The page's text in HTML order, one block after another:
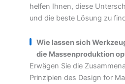
helfen Ihnen, diese
und die beste Lösung zu
Wie lassen sich
die Massenproduktion
Erwägen Sie die
Prinzipien des Design for